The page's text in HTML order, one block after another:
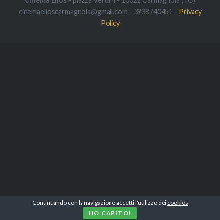
cinemaelioscarmagnola@gmail.com - 3938740451 - Privacy
Policy
Continuando con la navigazione accetti l'utilizzo dei cookies
HO CAPITO!